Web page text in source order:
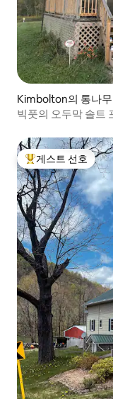
Kimbolton의 통나
빅풋의 오
상위 게스트 선호
게스트 선호